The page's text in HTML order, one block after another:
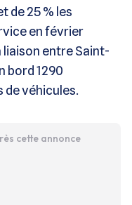
de 25 % les
en février
liaison entre Saint-
bord 1290
de véhicules.
cette annonce